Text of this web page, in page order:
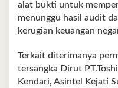
alat bukti untuk
menunggu hasil audit
kerugian keuangan
Terkait diterimanya
tersangka Dirut
Kendari, Asintel Kejati